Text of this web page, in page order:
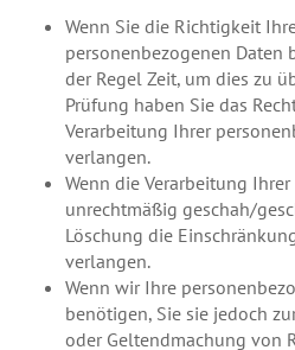
Wenn Sie die Richtigkeit
personenbezogenen Daten
der Regel Zeit, um dies zu
Prüfung haben Sie das
Verarbeitung Ihrer
verlangen.
Wenn die Verarbeitung
unrechtmäßig geschah/
Löschung die
verlangen.
Wenn wir Ihre
benötigen, Sie sie jedoch
oder Geltendmachung von